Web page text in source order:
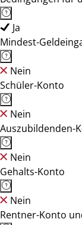
Ja
Mindest-
Nein
Schüler-Konto
Nein
Auszubildenden-
Nein
Gehalts-Konto
Nein
Rentner-Konto